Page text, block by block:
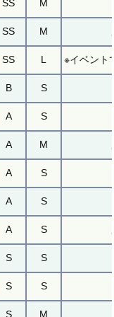
SS M
SS M
SS L ※イベント
B S
A S
A M
A S
A S
A S
S S
S S
S M